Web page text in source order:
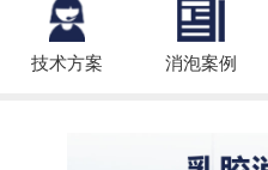
技术方案 消泡案例